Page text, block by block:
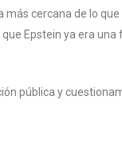
cercana de lo
Epstein ya era una
pública y